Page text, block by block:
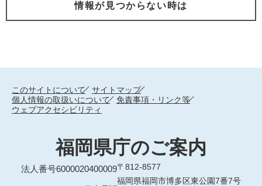
情報が見つからない時は
このサイトについて
サイトマップ
個人情報の取扱いについて
免責事項・リンク等
ウェブアクセシビリティ
福岡県庁のご案内
法人番号6000020400009〒812-8577
福岡県福岡市博多区東公園7番7号